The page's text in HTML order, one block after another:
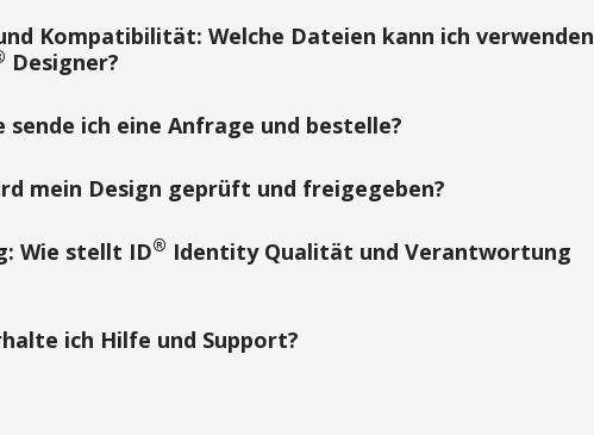
Kompatibilität: Welche Dateien kann ich verwenden
Designer?
ich eine Anfrage und bestelle?
mein Design geprüft und freigegeben?
Wie stellt ID® Identity Qualität und Verantwortung
ich Hilfe und Support?